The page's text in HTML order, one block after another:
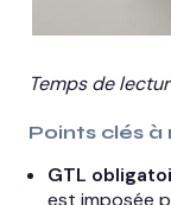
Temps de
Points clés à
GTL
est imposée